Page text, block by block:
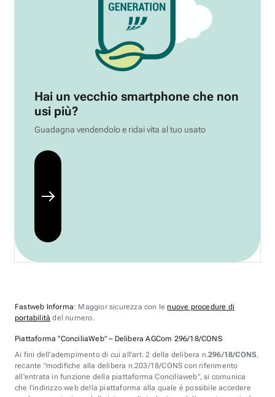
Hai un vecchio smartphone che non
usi più?
Guadagna vendendolo e ridai vita al tuo usato
Fastweb Informa: Maggior sicurezza con lenuove procedure di
portabilità del numero.
Piattaforma "ConciliaWeb" – Delibera AGCom 296/18/CONS
Ai fini dell'adempimento di cui all'art. 2 della delibera n.296/18/CONS,
recante "modifiche alla delibera n.203/18/CONS con riferimento
all'entrata in funzione della piattaforma Conciliaweb", si comunica
che l'indirizzo web della piattaforma alla quale è possibile accedere